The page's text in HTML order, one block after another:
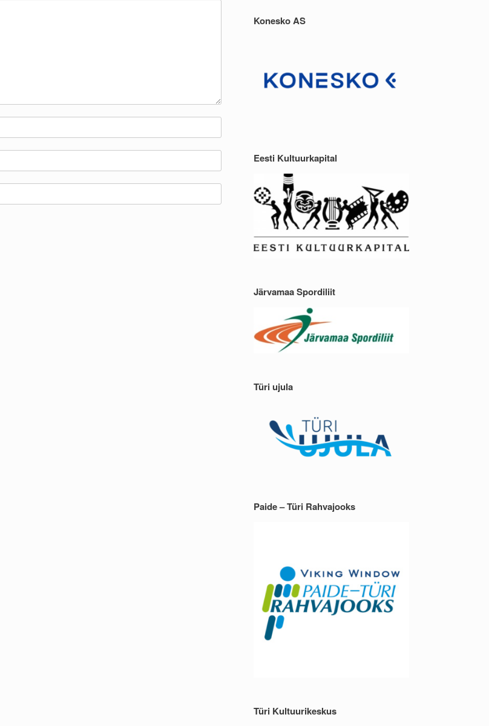
Konesko AS
Eesti Kultuurkapital
Järvamaa Spordiliit
Türi ujula
Paide – Türi Rahvajooks
Türi Kultuurikeskus